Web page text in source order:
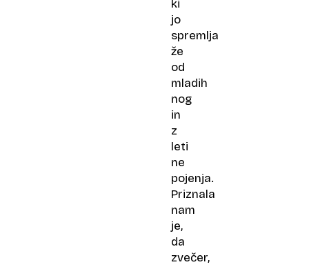
ki
jo
spremlja
že
od
mladih
nog
in
z
leti
ne
pojenja.
Priznala
nam
je,
da
zvečer,